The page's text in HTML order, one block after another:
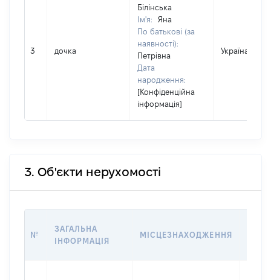
3 дочка
Білінська
Ім'я:
Яна
По батькові (за
наявності):
Петрівна
Дата
народження:
[Конфіденційна
інформація]
Україна
3. Об'єкти нерухомості
№
ЗАГАЛЬНА
ІНФОРМАЦІЯ
МІСЦЕЗНАХОДЖЕННЯ